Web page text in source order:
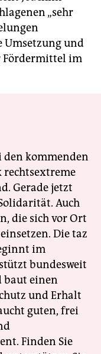
„sehr
Umsetzung und
Fördermittel im
den kommenden
rechtsextreme
Gerade jetzt
Auch
die sich vor Ort
Die taz
im
bundesweit
baut einen
und Erhalt
guten, frei
Finden Sie